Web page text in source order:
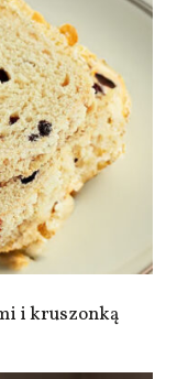
i kruszonką